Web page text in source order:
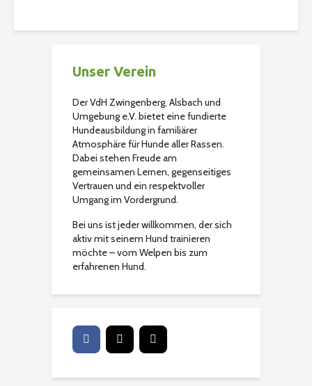
Unser Verein
Der VdH Zwingenberg, Alsbach und
Umgebung e.V. bietet eine fundierte
Hundeausbildung in familiärer
Atmosphäre für Hunde aller Rassen.
Dabei stehen Freude am
gemeinsamen Lernen, gegenseitiges
Vertrauen und ein respektvoller
Umgang im Vordergrund.
Bei uns ist jeder willkommen, der sich
aktiv mit seinem Hund trainieren
möchte – vom Welpen bis zum
erfahrenen Hund.